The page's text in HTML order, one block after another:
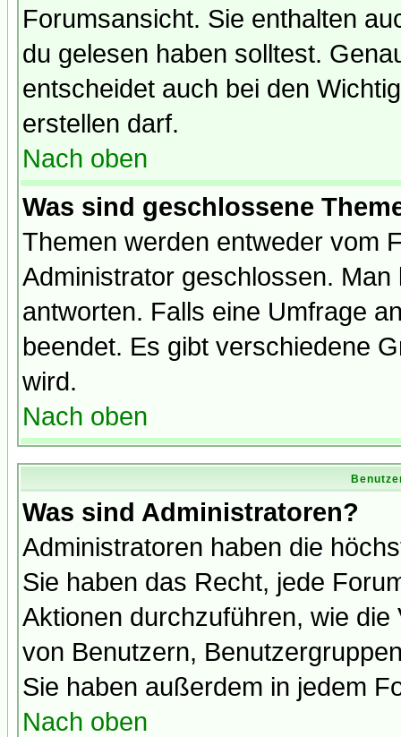
Forumsansicht. Sie enthalten
du gelesen haben solltest.
entscheidet auch bei den
erstellen darf.
Nach oben
Was sind geschlossene
Themen werden entweder vom
Administrator geschlossen.
antworten. Falls eine Umfrage
beendet. Es gibt verschiedene
wird.
Nach oben
Was sind Administratoren?
Administratoren haben die
Sie haben das Recht, jede
Aktionen durchzuführen, wie
von Benutzern,
Sie haben außerdem in jedem
Nach oben